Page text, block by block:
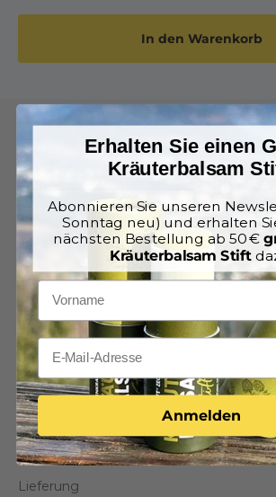
In den Warenkorb
Kontaktieren Sie uns
Endkunden:
Hotels:anfrage@alpenkraft.shop
Ihre Anfrage wird noch am selben Tag
Österreich:+43 670 309 4733
Deutschland: +49 1573 5994166
Unter der Woche sind wir von 8 bis 12
erreichbar.
Rechtliche Seiten
FAQ
Support Klassik
Support ZugSpitze
Lieferung
Erhalten Sie einen
Kräuterbalsam
Abonnieren Sie unseren
Sonntag neu) und erhalten
nächsten Bestellung ab 50 €
Kräuterbalsam Stift
Anmelden